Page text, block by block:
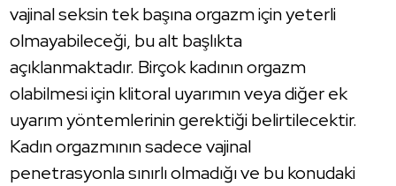
vajinal seksin tek başına orgazm için yeterli
olmayabileceği, bu alt başlıkta
açıklanmaktadır. Birçok kadının orgazm
olabilmesi için klitoral uyarımın veya diğer ek
uyarım yöntemlerinin gerektiği belirtilecektir.
Kadın orgazmının sadece vajinal
penetrasyonla sınırlı olmadığı ve bu konudaki